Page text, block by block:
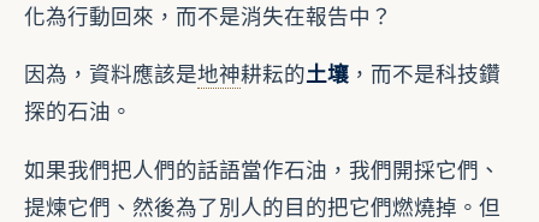
化為行動回來，而不是消失在報告中？
因為，資料應該是地神耕耘的土壤 ，而不是科技鑽
探的石油。
如果我們把人們的話語當作石油，我們開採它們、
提煉它們、然後為了別人的目的把它們燃燒掉。但